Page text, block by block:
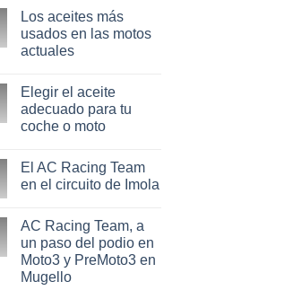
comentarios
En
las
extremas
0W20
y
0W30
Los aceites más
usados en las motos
actuales
comentarios
Los
aceites
en
las
motos
Elegir el aceite
adecuado para tu
coche o moto
comentarios
Elegir
adecuado
tu
coche
o
moto
El AC Racing Team
en el circuito de Imola
comentarios
El
AC
Racing
Team
AC Racing Team, a
un paso del podio en
Moto3 y PreMoto3 en
Mugello